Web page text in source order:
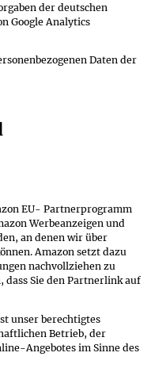
der deutschen
Google Analytics
Daten der
EU- Partnerprogramm
Werbeanzeigen und
an denen wir über
Amazon setzt dazu
nachvollziehen zu
dass Sie den Partnerlink auf
unser berechtigtes
Betrieb, der
Angebotes im Sinne des